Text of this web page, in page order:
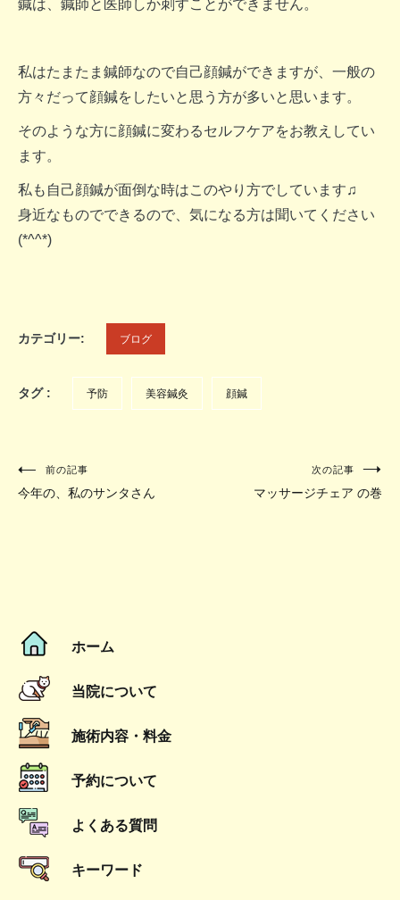
鍼は、鍼師と医師しか刺すことができません。
私はたまたま鍼師なので自己顔鍼ができますが、一般の
方々だって顔鍼をしたいと思う方が多いと思います。
そのような方に顔鍼に変わるセルフケアをお教えしてい
ます。
私も自己顔鍼が面倒な時はこのやり方でしています♫
身近なものでできるので、気になる方は聞いてください
(*^^*)
カテゴリー: ブログ
タグ : 予防 美容鍼灸 顔鍼
投
ー
シ
ョ
ン
前の記事
今年の、私のサンタさん
次の記事
マッサージチェア の巻
ホーム
当院について
施術内容・料金
予約について
よくある質問
キーワード